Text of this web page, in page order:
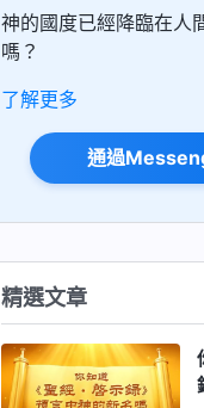
神的國度已經降臨在人
嗎？
了解更多
通過
精選文章